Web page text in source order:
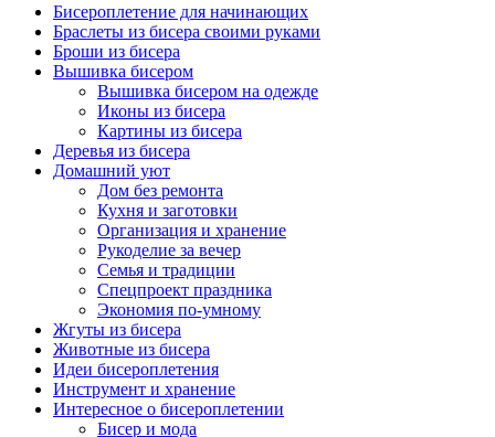
Бисероплетение для начинающих
Браслеты из бисера своими руками
Броши из бисера
Вышивка бисером
Вышивка бисером на одежде
Иконы из бисера
Картины из бисера
Деревья из бисера
Домашний уют
Дом без ремонта
Кухня и заготовки
Организация и хранение
Рукоделие за вечер
Семья и традиции
Спецпроект праздника
Экономия по-умному
Жгуты из бисера
Животные из бисера
Идеи бисероплетения
Инструмент и хранение
Интересное о бисероплетении
Бисер и мода